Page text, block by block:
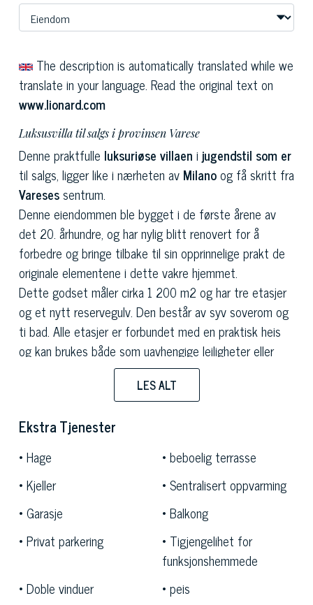
The description is automatically translated while we
translate in your language. Read the original text on
www.lionard.com
Luksusvilla til salgs i provinsen Varese
Denne praktfulle luksuriøse villaen i jugendstil som er
til salgs, ligger like i nærheten av Milanoog få skritt fra
Varesessentrum.
Denne eiendommen ble bygget i de første årene av
det 20. århundre, og har nylig blitt renovert for å
forbedre og bringe tilbake til sin opprinnelige prakt de
originale elementene i dette vakre hjemmet.
Dette godset måler cirka 1 200 m2 og har tre etasjer
og et nytt reservegulv. Den består av syv soverom og
ti bad. Alle etasjer er forbundet med en praktisk heis
og kan brukes både som uavhengige leiligheter eller
som en prestisjetunge boenhet.
luksuriøse villaen
skreddersydde møbler med paneling og de nyeste
domotikksystemene.
Eiendommen er omgitt av en frodig hage på ca 1200
m2 og utstyrt med et veldig moderne vanningsanlegg.
Denne eiendommen blir fullført av fire doble garasjer, to
enkle og åtte parkeringsplasser i friluft.
Denne eiendommen ligger i et elegant og privat
boligområde, i nærheten av hovedtjenestene, da det
ligger bare en kort kjøretur fraMalpensas
LES ALT
Ekstra Tjenester
Hage
beboelig terrasse
Kjeller
Sentralisert oppvarming
Garasje
Balkong
Privat parkering
Tigjengelihet for
funksjonshemmede
Doble vinduer
peis